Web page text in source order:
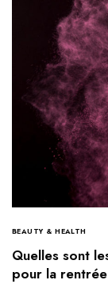
BEAUTY & HEALTH
Quelles sont
pour la